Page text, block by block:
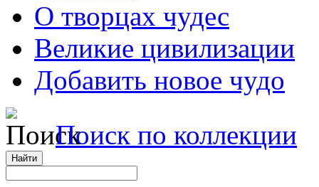
О творцах чудес
Великие цивилизации
Добавить новое чудо
Поиск по коллекции